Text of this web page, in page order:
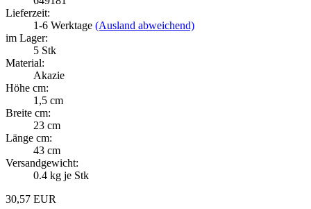
Lieferzeit:
1-6 Werktage (Ausland abweichend)
im Lager:
5 Stk
Material:
Akazie
Höhe cm:
1,5 cm
Breite cm:
23 cm
Länge cm:
43 cm
Versandgewicht:
0.4 kg je Stk
30,57 EUR